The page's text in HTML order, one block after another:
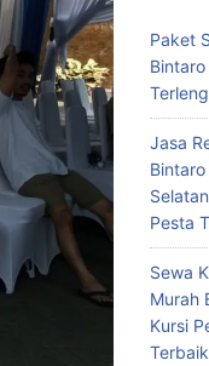
Paket
Jasa
Pesta
Sewa
Murah
Kursi
Terbaik